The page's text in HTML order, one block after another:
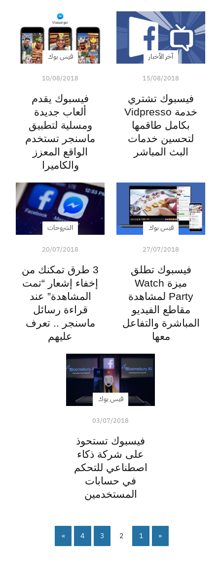
آخر الأخبار
15/08/2018
فيسبوك تشتري
خدمة Vidpresso
بكامل طاقمها
لتحسين خدمات
البث المباشر
فيس بوك
10/08/2018
فيسبوك يقدم
ألعاب جديدة
ومسلية لتطبيق
ماسنجر تستخدم
الواقع المعزز
والكاميرا
فيس بوك
27/07/2018
فيسبوك تطلق
ميزة Watch
Party لمشاهدة
مقاطع الفيديو
المباشرة والتفاعل
معها
الشروحات
20/07/2018
3 طرق تمكنك من
إخفاء إشعار “تمت
المشاهدة” عند
قراءة رسائل
ماسنجر .. تعرف
عليهم
فيس بوك
03/07/2018
فيسبوك تستحوذ
على شركة ذكاء
اصطناعي للتحكم
في حسابات
المستخدمين
«
1
2
3
4
»